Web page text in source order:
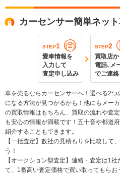
カーセンサー簡単ネッ
STEP1
愛車情報を
入力して
査定申し込み
STEP2
買取店か
電話､メ
でご連絡
車を売るならカーセンサーへ！選べる2
になる方法が見つかるかも！他にもメー
の買取情報はもちろん、買取の流れや査
も安心の情報が満載です！五十音や都道
紹介することもできます。
【一括査定】数社の見積もりを比較して
う！
【オークション型査定】連絡・査定は1
て、1番高い査定価格で買い取ってもらお